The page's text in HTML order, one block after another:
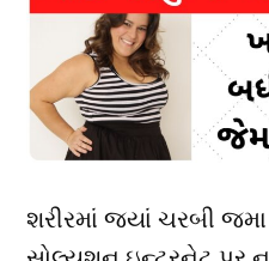
શરીરમાં જ્યાં ચરબી